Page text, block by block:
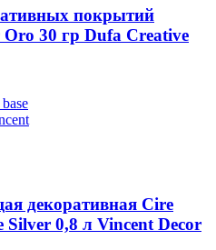
покрытий
30 гр Dufa Creative
декоративная Cire
Silver 0,8 л Vincent Decor